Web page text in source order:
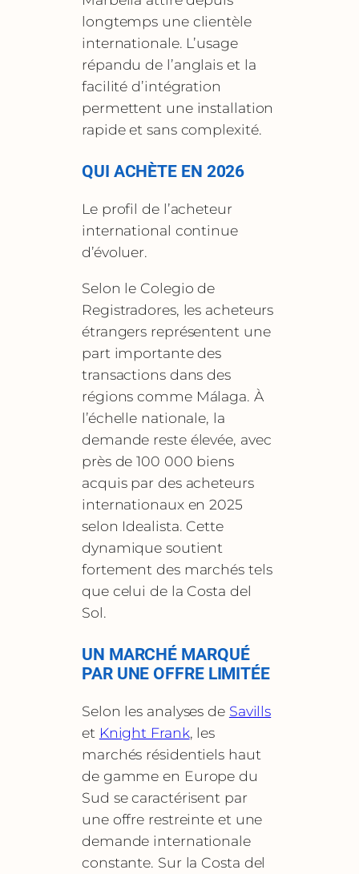
longtemps une clientèle
internationale. L’usage
répandu de l’anglais et la
facilité d’intégration
permettent une installation
rapide et sans complexité.
QUI ACHÈTE EN 2026
Le profil de l’acheteur
international continue
d’évoluer.
Selon le Colegio de
Registradores, les acheteurs
étrangers représentent une
part importante des
transactions dans des
régions comme Málaga. À
l’échelle nationale, la
demande reste élevée, avec
près de 100 000 biens
acquis par des acheteurs
internationaux en 2025
selon Idealista. Cette
dynamique soutient
fortement des marchés tels
que celui de la Costa del
Sol.
UN MARCHÉ MARQUÉ
PAR UNE OFFRE LIMITÉE
Selon les analyses de Savills
et Knight Frank, les
marchés résidentiels haut
de gamme en Europe du
Sud se caractérisent par
une offre restreinte et une
demande internationale
constante. Sur la Costa del